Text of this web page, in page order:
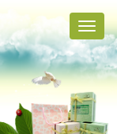
Toggle